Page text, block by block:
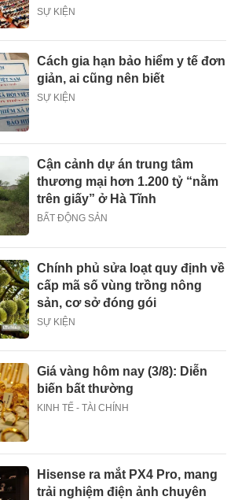
SỰ KIỆN
Cách gia hạn bảo hiểm y tế đơn
giản, ai cũng nên biết
SỰ KIỆN
Cận cảnh dự án trung tâm
thương mại hơn 1.200 tỷ “nằm
trên giấy” ở Hà Tĩnh
BẤT ĐỘNG SẢN
Chính phủ sửa loạt quy định về
cấp mã số vùng trồng nông
sản, cơ sở đóng gói
SỰ KIỆN
Giá vàng hôm nay (3/8): Diễn
biến bất thường
KINH TẾ - TÀI CHÍNH
Hisense ra mắt PX4 Pro, mang
trải nghiệm điện ảnh chuyên